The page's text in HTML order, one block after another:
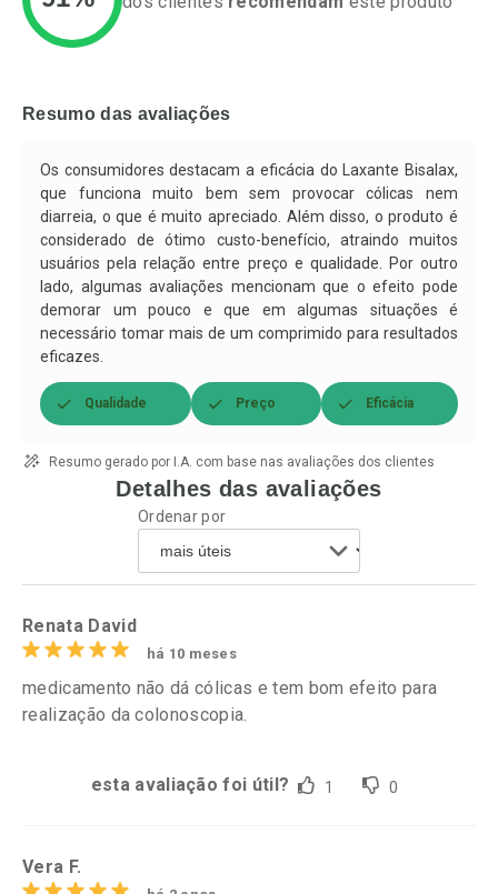
Por R$ 52,99/cada
Comprar sem Desconto
Por R$ 52,99/cada
Por R$ 115,82/cada
Resumo das avaliações
Os consumidores destacam a eficácia do Laxante Bisalax,
que funciona muito bem sem provocar cólicas nem
diarreia, o que é muito apreciado. Além disso, o produto é
considerado de ótimo custo-benefício, atraindo muitos
usuários pela relação entre preço e qualidade. Por outro
lado, algumas avaliações mencionam que o efeito pode
demorar um pouco e que em algumas situações é
necessário tomar mais de um comprimido para resultados
eficazes.
Qualidade Preço Eficácia
Resumo gerado por I.A. com base nas avaliações dos clientes
Detalhes das avaliações
Ordenar por
Renata David
há 10 meses
medicamento não dá cólicas e tem bom efeito para
realização da colonoscopia.
esta avaliação foi útil? 1 0
Vera F.